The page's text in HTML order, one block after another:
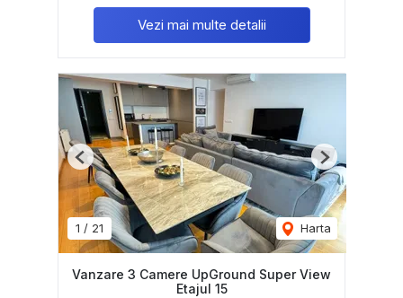
Vezi mai multe detalii
1 / 21 Harta
Previous Next
Vanzare 3 Camere UpGround Super View
Etajul 15